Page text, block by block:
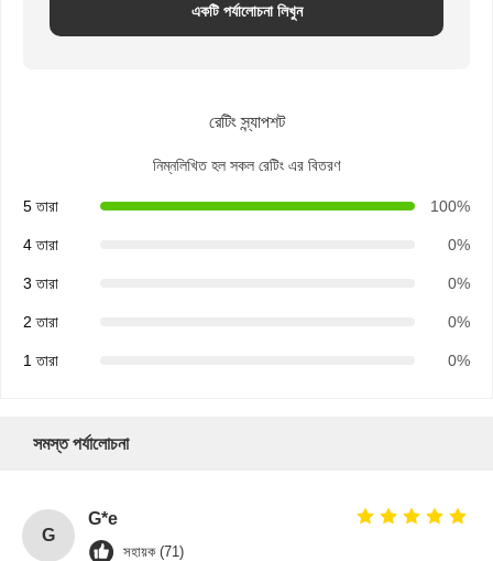
একটি পর্যালোচনা লিখুন
রেটিং স্ন্যাপশট
নিম্নলিখিত হল সকল রেটিং এর বিতরণ
5 তারা 100%
4 তারা 0%
3 তারা 0%
2 তারা 0%
1 তারা 0%
সমস্ত পর্যালোচনা
G
G*e
সহায়ক (71)